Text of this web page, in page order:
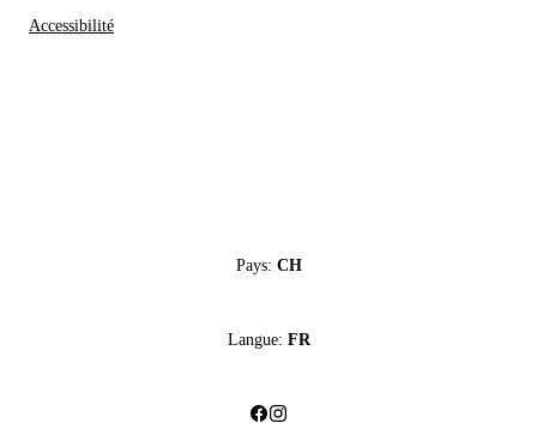
Accessibilité
Pays: CH
Langue: FR